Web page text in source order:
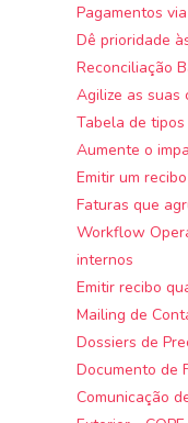
Pagamentos
Dê prioridade
Reconciliação
Agilize as suas
Tabela de
Aumente o
Emitir um
Faturas que
Workflow
internos
Emitir recibo
Mailing de
Dossiers de
Documento de
Comunicação